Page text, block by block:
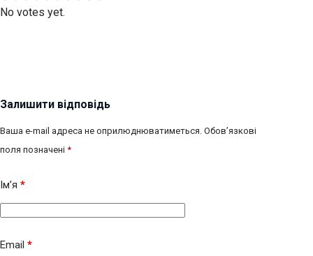
No votes yet.
Залишити відповідь
Ваша e-mail адреса не оприлюднюватиметься. Обов’язкові
поля позначені *
Ім’я *
Email *